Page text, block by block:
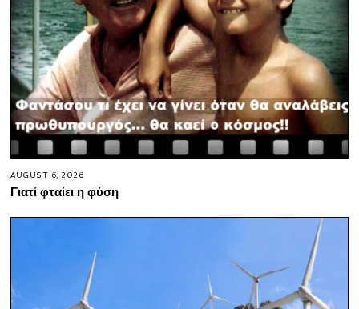
AUGUST 6, 2026
Γιατί φταίει η φύση